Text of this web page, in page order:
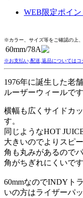
WEB限定ポイン
※カラー、サイズ等をご確認の上、
60mm/78A
※お支払い,配送,返品についてはコ
1976年に誕生した老
ルーザーウィールです
横幅も広くサイドカ
す。
同じようなHOT
大きいのでよりスピ
角も丸みがあるので
角がちぎれにくいです
60mmなのでINDYト
いの方はライザーパ